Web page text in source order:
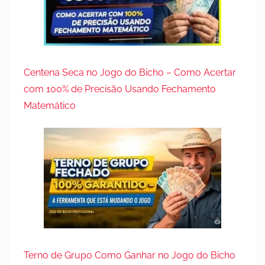
Centena Seca no Jogo do Bicho – Como Acertar
com 100% de Precisão Usando Fechamento
Matemático
Terno de Grupo Como Ganhar no Jogo do Bicho